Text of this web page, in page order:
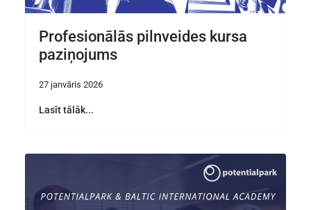
Profesionālās pilnveides kursa
paziņojums
27 janvāris 2026
Lasīt tālāk...